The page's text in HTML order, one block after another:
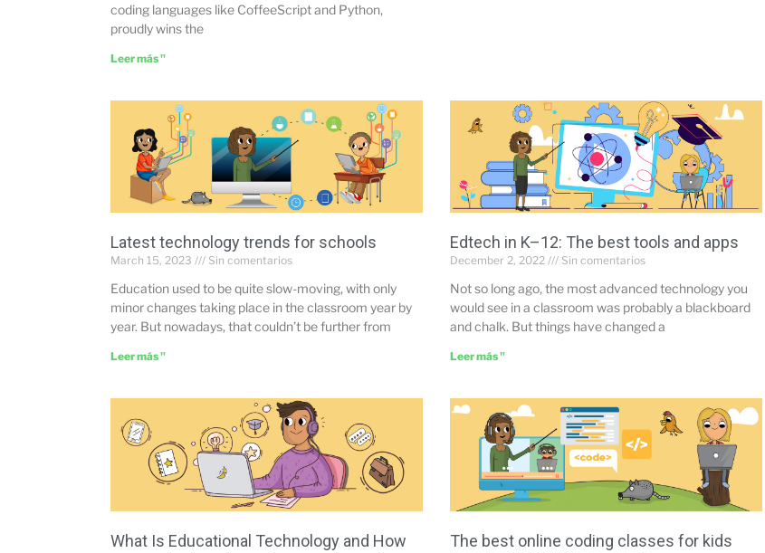
coding languages like CoffeeScript and Python,
proudly wins the
Leer más "
Latest technology trends for schools
March 15, 2023 Sin comentarios
Education used to be quite slow-moving, with only
minor changes taking place in the classroom year by
year. But nowadays, that couldn’t be further from
Leer más "
Edtech in K–12: The best tools and apps
December 2, 2022 Sin comentarios
Not so long ago, the most advanced technology you
would see in a classroom was probably a blackboard
and chalk. But things have changed a
Leer más "
What Is Educational Technology and How
The best online coding classes for kids